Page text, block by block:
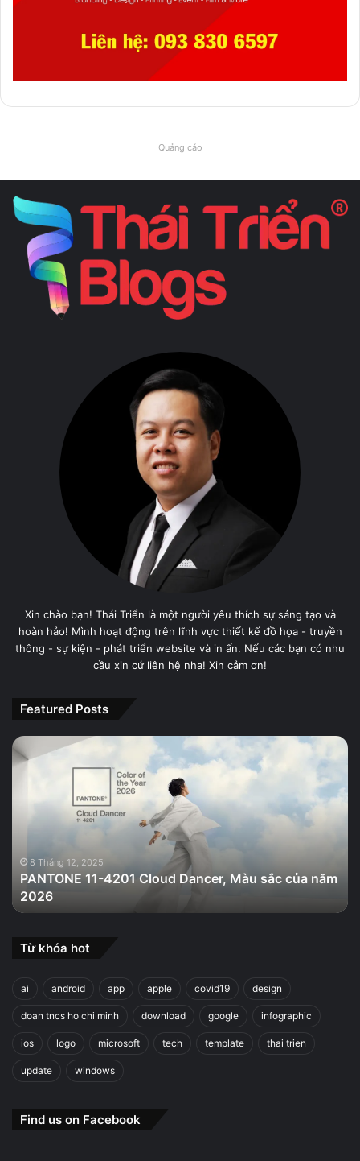
Quảng cáo
Xin chào bạn! Thái Triển là một người yêu thích sự sáng tạo và
hoàn hảo! Mình hoạt động trên lĩnh vực thiết kế đồ họa - truyền
thông - sự kiện - phát triển website và in ấn. Nếu các bạn có nhu
cầu xin cứ liên hệ nha! Xin cảm ơn!
Featured Posts
PANTONE
11-
Màu
của
năm
2026
8 Tháng 12, 2025
PANTONE 11-4201 Cloud Dancer, Màu sắc của năm
2026
Từ khóa hot
ai android app apple covid19 design
doan tncs ho chi minh download google infographic
ios logo microsoft tech template thai trien
update windows
Find us on Facebook